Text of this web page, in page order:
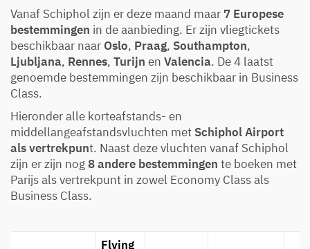
Vanaf Schiphol zijn er deze maand maar 7 Europese
bestemmingen in de aanbieding. Er zijn vliegtickets
beschikbaar naar Oslo, Praag, Southampton,
Ljubljana, Rennes, Turijn en Valencia. De 4 laatst
genoemde bestemmingen zijn beschikbaar in Business
Class.
Hieronder alle korteafstands- en
middellangeafstandsvluchten met Schiphol Airport
als vertrekpunt. Naast deze vluchten vanaf Schiphol
zijn er zijn nog8 andere bestemmingen te boeken met
Parijs als vertrekpunt in zowel Economy Class als
Business Class.
Flying